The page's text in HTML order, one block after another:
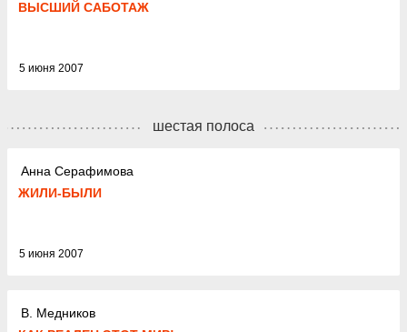
ВЫСШИЙ САБОТАЖ
5 июня 2007
шестая полоса
Анна Серафимова
ЖИЛИ-БЫЛИ
5 июня 2007
В. Медников